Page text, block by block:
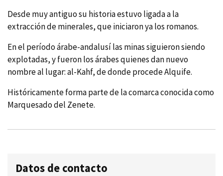
Desde muy antiguo su historia estuvo ligada a la
extracción de minerales, que iniciaron ya los romanos.
En el perí­odo árabe-andalusí­ las minas siguieron siendo
explotadas, y fueron los árabes quienes dan nuevo
nombre al lugar: al-Kahf, de donde procede Alquife.
Históricamente forma parte de la comarca conocida como
Marquesado del Zenete.
Datos de contacto